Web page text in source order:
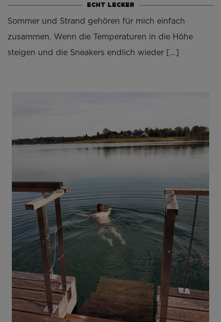
ECHT LECKER
Sommer und Strand gehören für mich einfach
zusammen. Wenn die Temperaturen in die Höhe
steigen und die Sneakers endlich wieder […]